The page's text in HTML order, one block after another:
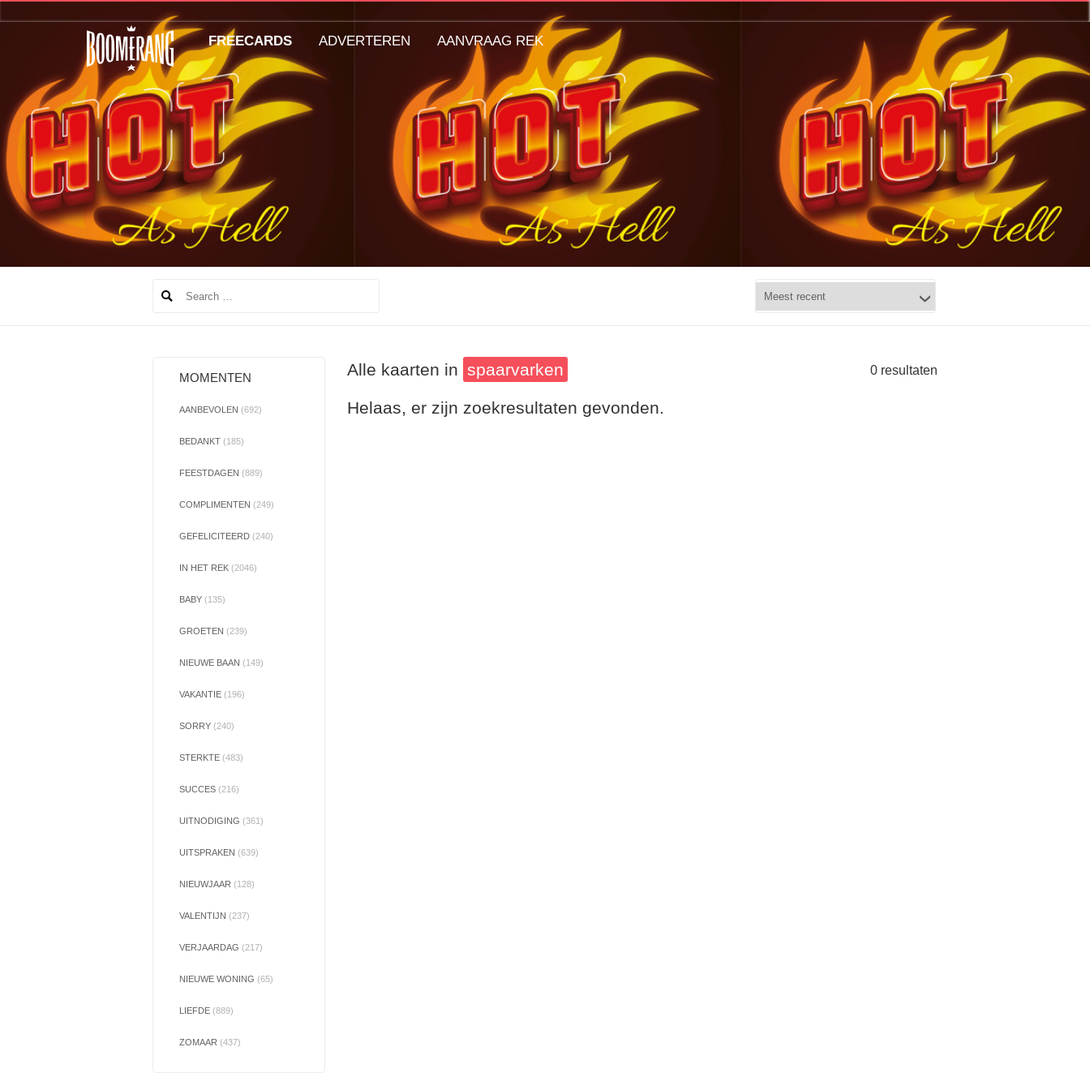
MOMENTEN
AANBEVOLEN (692)
BEDANKT (185)
FEESTDAGEN (889)
COMPLIMENTEN (249)
GEFELICITEERD (240)
IN HET REK (2046)
BABY (135)
GROETEN (239)
NIEUWE BAAN (149)
VAKANTIE (196)
SORRY (240)
STERKTE (483)
SUCCES (216)
UITNODIGING (361)
UITSPRAKEN (639)
NIEUWJAAR (128)
VALENTIJN (237)
VERJAARDAG (217)
NIEUWE WONING (65)
LIEFDE (889)
ZOMAAR (437)
Alle kaarten in spaarvarken 0 resultaten
Helaas, er zijn zoekresultaten gevonden.
FREECARDS ADVERTEREN AANVRAAG REK